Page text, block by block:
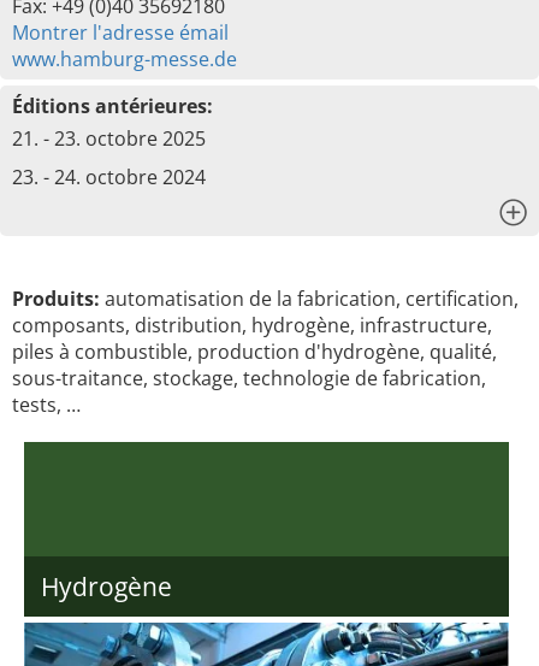
Fax: +49 (0)40 35692180
Montrer l'adresse émail
www.hamburg-messe.de
Éditions antérieures:
21. - 23. octobre 2025
23. - 24. octobre 2024
Produits: automatisation de la fabrication, certification,
composants, distribution, hydrogène, infrastructure,
piles à combustible, production d'hydrogène, qualité,
sous-traitance, stockage, technologie de fabrication,
tests, …
Hydrogène